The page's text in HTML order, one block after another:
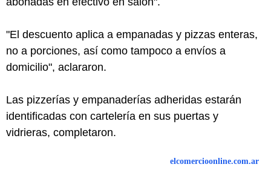
"El descuento aplica a empanadas y pizzas enteras,
no a porciones, así como tampoco a envíos a
domicilio", aclararon.
Las pizzerías y empanaderías adheridas estarán
identificadas con cartelería en sus puertas y
vidrieras, completaron.
elcomercioonline.com.ar